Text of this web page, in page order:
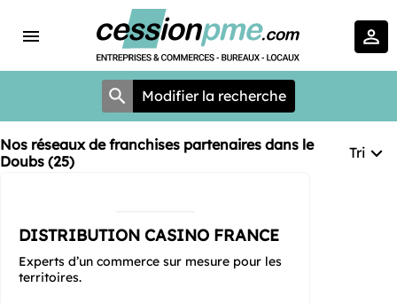
Modifier la recherche
Nos réseaux de franchises partenaires dans le
Doubs (25)
Tri
DISTRIBUTION CASINO FRANCE
Experts d’un commerce sur mesure pour les
territoires.